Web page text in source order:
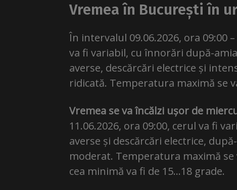
Vremea în București în
În intervalul 09.06.2026, ora 09:00
va fi variabil, cu înnorări după-
averse, descărcări electrice și
ridicată. Temperatura maximă se
Vremea se va încălzi ușor de
11.06.2026, ora 09:00, cerul va fi
averse și descărcări electrice,
moderat. Temperatura maximă
cea minimă va fi de 15…18 grade.